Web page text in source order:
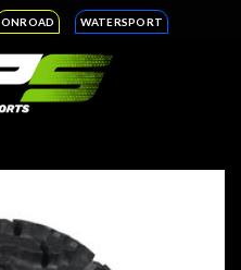
ONROAD WATERSPORT